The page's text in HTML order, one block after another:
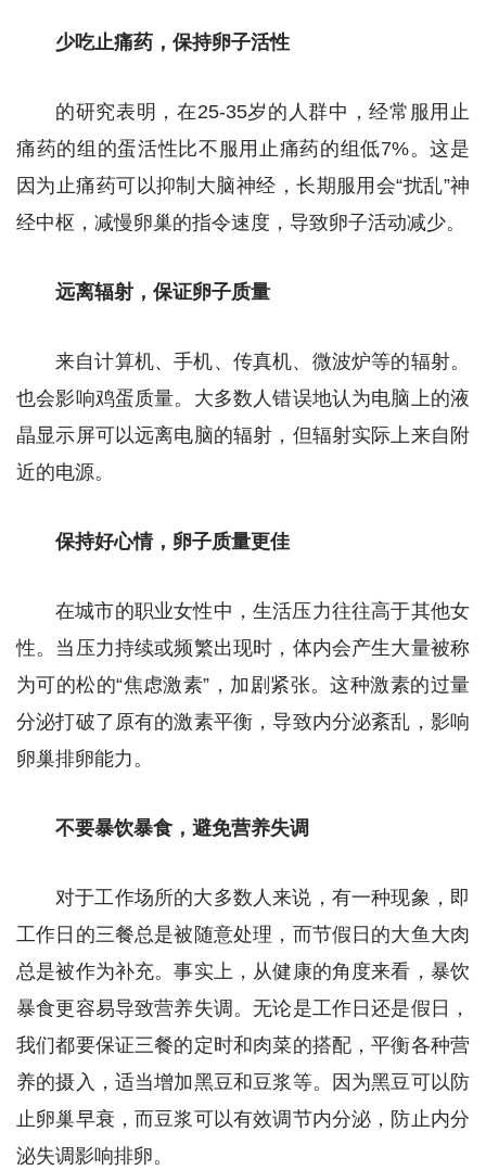
少吃止痛药，保持卵子活性
的研究表明，在25-35岁的人群中，经常服用止
痛药的组的蛋活性比不服用止痛药的组低7%。这是
因为止痛药可以抑制大脑神经，长期服用会“扰乱”神
经中枢，减慢卵巢的指令速度，导致卵子活动减少。
远离辐射，保证卵子质量
来自计算机、手机、传真机、微波炉等的辐射。
也会影响鸡蛋质量。大多数人错误地认为电脑上的液
晶显示屏可以远离电脑的辐射，但辐射实际上来自附
近的电源。
保持好心情，卵子质量更佳
在城市的职业女性中，生活压力往往高于其他女
性。当压力持续或频繁出现时，体内会产生大量被称
为可的松的“焦虑激素”，加剧紧张。这种激素的过量
分泌打破了原有的激素平衡，导致内分泌紊乱，影响
卵巢排卵能力。
不要暴饮暴食，避免营养失调
对于工作场所的大多数人来说，有一种现象，即
工作日的三餐总是被随意处理，而节假日的大鱼大肉
总是被作为补充。事实上，从健康的角度来看，暴饮
暴食更容易导致营养失调。无论是工作日还是假日，
我们都要保证三餐的定时和肉菜的搭配，平衡各种营
养的摄入，适当增加黑豆和豆浆等。因为黑豆可以防
止卵巢早衰，而豆浆可以有效调节内分泌，防止内分
泌失调影响排卵。